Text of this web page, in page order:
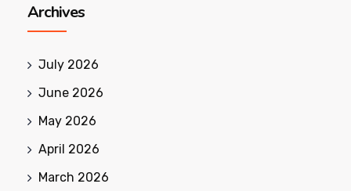
Archives
July 2026
June 2026
May 2026
April 2026
March 2026